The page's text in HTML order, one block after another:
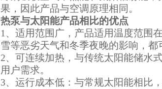
果，因此产品与空调原理相同。
热泵与太阳能产品相比的优点
1、适用范围广，产品适用温度范围
雪等恶劣天气和冬季夜晚的影响，都
2、可连续加热，与传统太阳能储水
用户需求。
3、运行成本低：与常规太阳能相比